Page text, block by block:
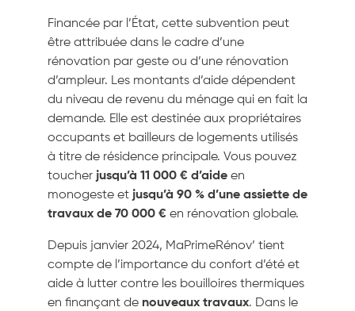
Financée par l’État, cette subvention peut
être attribuée dans le cadre d’une
rénovation par geste ou d’une rénovation
d’ampleur. Les montants d’aide dépendent
du niveau de revenu du ménage qui en fait la
demande. Elle est destinée aux propriétaires
occupants et bailleurs de logements utilisés
à titre de résidence principale. Vous pouvez
toucher jusqu’à 11 000 € d’aide en
monogeste et jusqu’à 90 % d’une assiette de
travaux de 70 000 € en rénovation globale.
Depuis janvier 2024, MaPrimeRénov’ tient
compte de l’importance du confort d’été et
aide à lutter contre les bouilloires thermiques
en finançant de nouveaux travaux. Dans le